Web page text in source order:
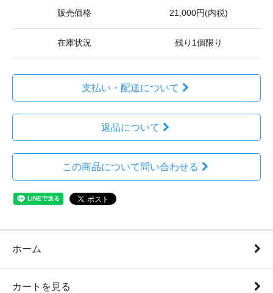
販売価格 21,000円(内税)
在庫状況 残り1個限り
支払い・配送について
返品について
この商品について問い合わせる
ホーム
カートを見る